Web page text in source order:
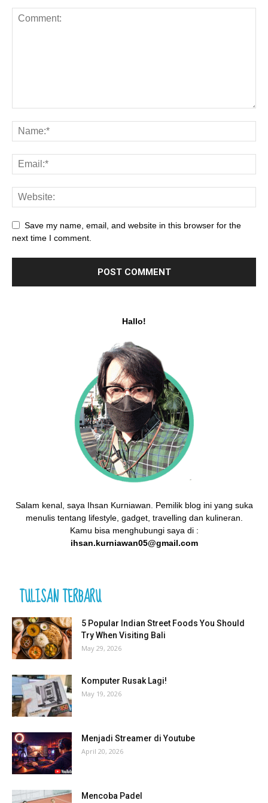
Save my name, email, and website in this browser for the
next time I comment.
Hallo!
Salam kenal, saya Ihsan Kurniawan. Pemilik blog ini yang suka
menulis tentang lifestyle, gadget, travelling dan kulineran.
Kamu bisa menghubungi saya di :
ihsan.kurniawan05@gmail.com
TULISAN TERBARU
5 Popular Indian Street Foods You Should
Try When Visiting Bali
May 29, 2026
Komputer Rusak Lagi!
May 19, 2026
Menjadi Streamer di Youtube
April 20, 2026
Mencoba Padel